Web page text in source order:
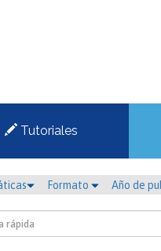
Tutoriales
Formato Año de